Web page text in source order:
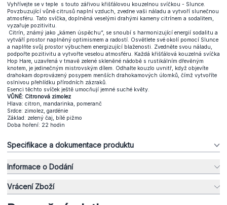
Vyhřívejte se v teple s touto zářivou křišťálovou kouzelnou svíčkou - Slunce.
Povzbuzující vůně citrusů naplní vzduch, zvedne vaši náladu a vytvoří slunečnou
atmosféru. Tato svíčka, doplněná veselými drahými kameny citrínem a sodalitem,
vyzařuje pozitivitu.
Citrín, známý jako „kámen úspěchu“, se snoubí s harmonizující energií sodalitu a
vytváří prostor naplněný optimismem a radostí. Osvětlete své okolí pomocí Slunce
a naplňte svůj prostor výbuchem energizující blaženosti. Zvedněte svou náladu,
podpořte pozitivitu a vytvořte veselou atmosféru. Každá křišťálová kouzelná svíčka
Hop Hare, uzavřená v tmavě zelené skleněné nádobě s rustikálním dřevěným
knotem, je jedinečným mistrovským dílem. Odhalte kouzlo uvnitř, když objevíte
drahokam doprovázený posypem menších drahokamových úlomků, čímž vytvoříte
oslnivou přehlídku přírodních zázraků.
Esenci těchto svíček ještě umocňují jemné suché květy.
VŮNĚ: Citronová zimolez
Hlava: citron, mandarinka, pomeranč
Srdce: zimolez, gardénie
Základ: zelený čaj, bílé pižmo
Doba hoření: 22 hodin
Specifikace a dokumentace produktu
Informace o Dodání
Vrácení Zboží